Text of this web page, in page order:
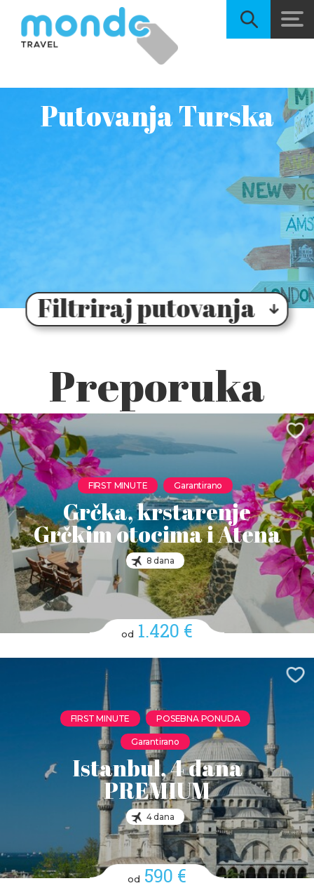
Putovanja Turska
Filtriraj putovanja
Preporuka
FIRST MINUTE Garantirano
Grčka, krstarenje
Grčkim otocima i Atena
8 dana
od 1.420 €
FIRST MINUTE POSEBNA PONUDA
Garantirano
Istanbul, 4 dana
PREMIUM
4 dana
od 590 €